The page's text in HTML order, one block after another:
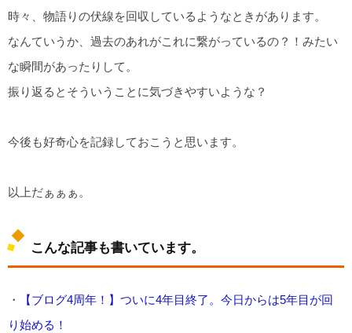
時々、物語りの伏線を回収しているようなときがあります。
なんていうか、過去のあれがこれに繋がっているの？！みたい
な瞬間があったりして。
振り返るとそういうことに気づきやすいような？
今後も好奇心を記録しておこうと思います。
以上だぁぁぁ。
こんな記事も書いています。
・
【ブログ4周年！】ついに4年目終了。今日からは5年目が回
り始める！